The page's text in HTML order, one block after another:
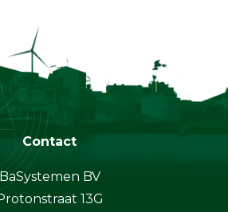
Contact
BaSystemen BV
13G